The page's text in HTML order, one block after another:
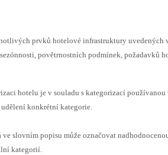
prvků hotelové infrastruktury uvedených
povětrnostních podmínek, požadavků
hotelu je v souladu s kategorizací používanou
konkrétní kategorie.
slovním popisu může označovat
kategorií.